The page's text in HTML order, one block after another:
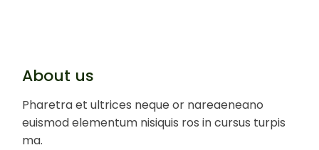
About us
Pharetra et ultrices neque or nareaeneano
euismod elementum nisiquis ros in cursus turpis
ma.